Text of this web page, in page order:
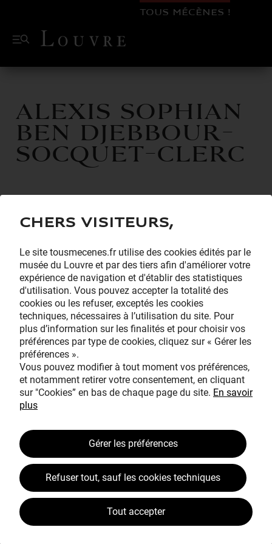
TOUS MÉCÈNES !
Alexis Sophian
BEN DJEBBOUR-
SOCQUET-CLERC
Avec le mécénat
exceptionnel de
TOUS MÉCÈNES !
L’ŒUVRE À LA LOUPE
JEAN SIMEON CHARDIN
VOS CONTREPARTIES
Chers visiteurs,
Le site tousmecenes.fr utilise des cookies édités par le
musée du Louvre et par des tiers afin d'améliorer votre
expérience de navigation et d'établir des statistiques
d'utilisation. Vous pouvez accepter la totalité des
cookies ou les refuser, exceptés les cookies
techniques, nécessaires à l’utilisation du site. Pour
plus d’information sur les finalités et pour choisir vos
préférences par type de cookies, cliquez sur « Gérer les
préférences ».
Vous pouvez modifier à tout moment vos préférences,
et notamment retirer votre consentement, en cliquant
sur "Cookies” en bas de chaque page du site. En savoir
plus
Gérer les préférences
Refuser tout, sauf les cookies techniques
Tout accepter